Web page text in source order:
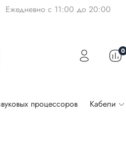
Ежедневно с 11:00 до 20:00
0
процессоров Кабели